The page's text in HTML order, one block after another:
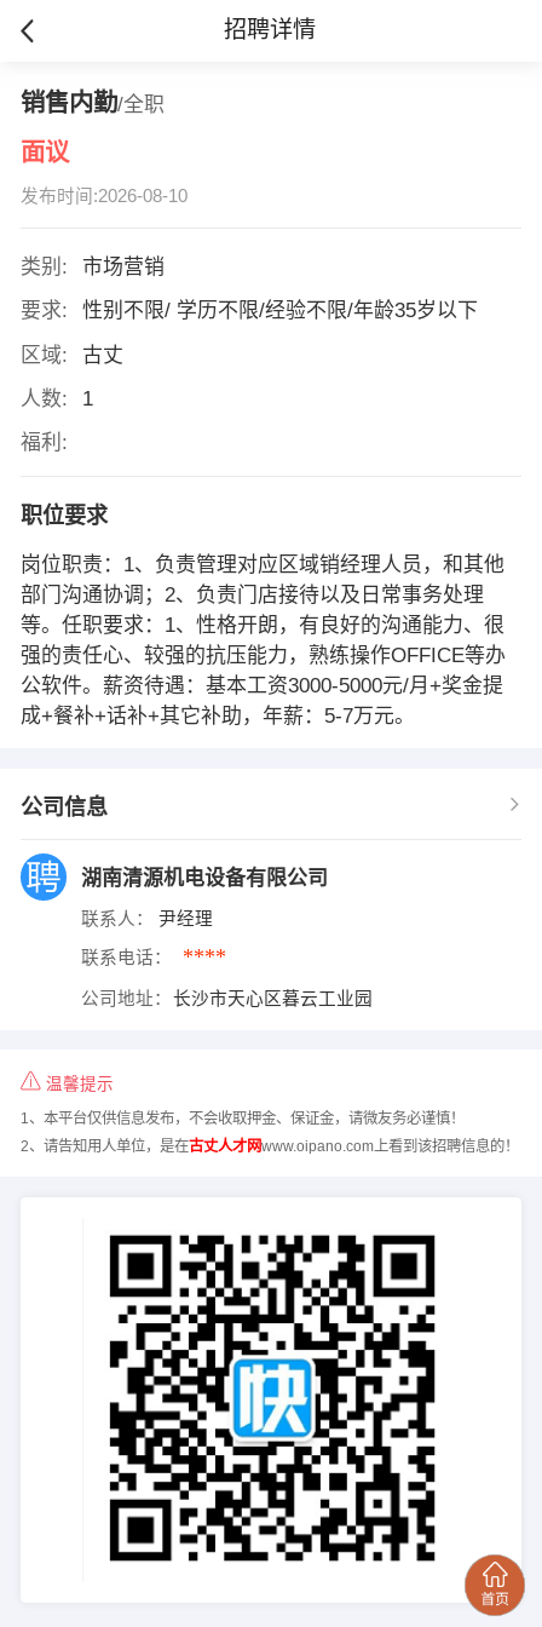
招聘详情
销售内勤/全职
面议
发布时间:2026-08-10
类别:
市场营销
要求:
性别不限/ 学历不限/经验不限/年龄35岁以下
区域:
古丈
人数:
1
福利:
职位要求
岗位职责：1、负责管理对应区域销经理人员，和其他
部门沟通协调；2、负责门店接待以及日常事务处理
等。任职要求：1、性格开朗，有良好的沟通能力、很
强的责任心、较强的抗压能力，熟练操作OFFICE等办
公软件。薪资待遇：基本工资3000-5000元/月+奖金提
成+餐补+话补+其它补助，年薪：5-7万元。
公司信息
湖南清源机电设备有限公司
联系人： 尹经理
联系电话： ****
公司地址： 长沙市天心区暮云工业园
温馨提示
1、本平台仅供信息发布，不会收取押金、保证金，请微友务必谨慎！
2、请告知用人单位，是在古丈人才网www.oipano.com上看到该招聘信息的！